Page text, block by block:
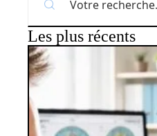
Les plus récents